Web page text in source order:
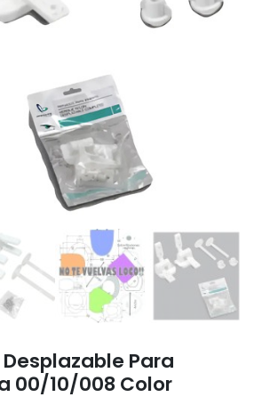
Para
00/10/008 Color